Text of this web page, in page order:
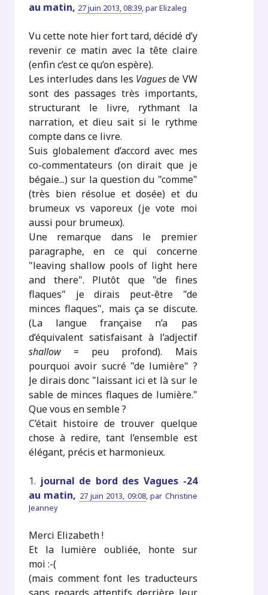
au matin, 27 juin 2013, 08:39,parElizaleg
Vu cette note hier fort tard, décidé d’y
revenir ce matin avec la tête claire
(enfin c’est ce qu’on espère).
Les interludes dans les Vaguesde VW
sont des passages très importants,
structurant le livre, rythmant la
narration, et dieu sait si le rythme
compte dans ce livre.
Suis globalement d’accord avec mes
co-commentateurs (on dirait que je
bégaie...) sur la question du "comme"
(très bien résolue et dosée) et du
brumeux vs vaporeux (je vote moi
aussi pour brumeux).
Une remarque dans le premier
paragraphe, en ce qui concerne
"leaving shallow pools of light here
and there". Plutôt que "de fines
flaques" je dirais peut-être "de
minces flaques", mais ça se discute.
(La langue française n’a pas
d’équivalent satisfaisant à l’adjectif
shallow = peu profond). Mais
pourquoi avoir sucré "de lumière" ?
Je dirais donc "laissant ici et là sur le
sable de minces flaques de lumière."
Que vous en semble ?
C’était histoire de trouver quelque
chose à redire, tant l’ensemble est
élégant, précis et harmonieux.
1. journal de bord des Vagues -24
au matin, 27 juin 2013, 09:08,par Christine
Jeanney
Merci Elizabeth !
Et la lumière oubliée, honte sur
moi :-(
(mais comment font les traducteurs